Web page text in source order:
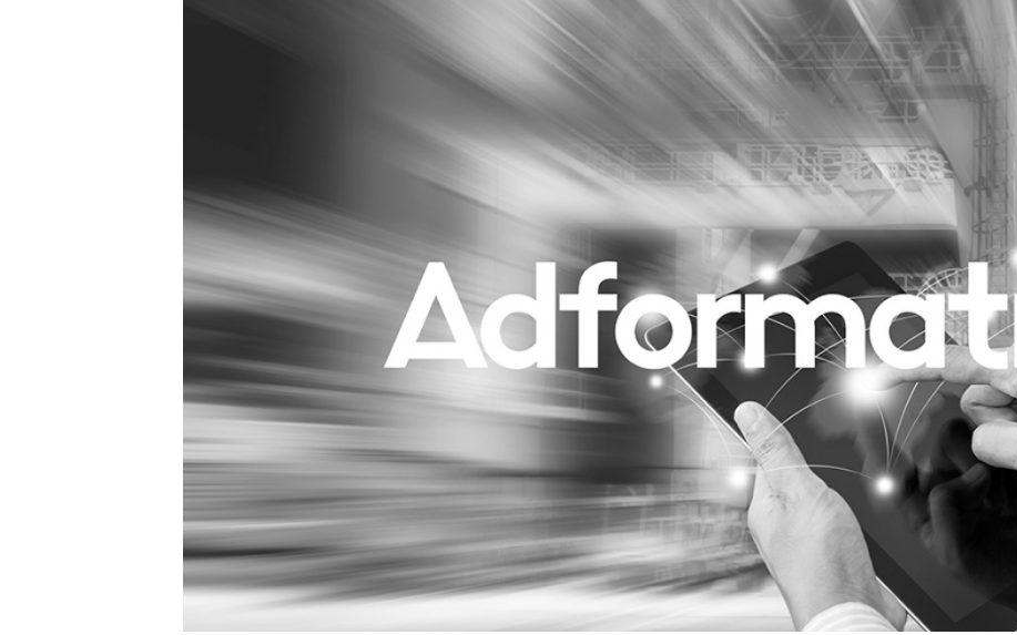
Influencer marketing
Interne communicatie
Purpose Marketing
Reputatie & crisis